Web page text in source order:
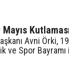
Avni Örki,
ve Spor